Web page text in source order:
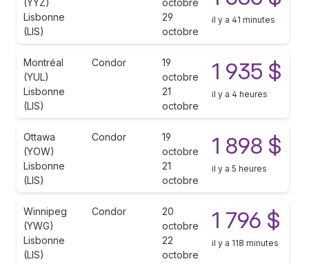
Lisbonne
(LIS)
29
octobre
il y a 41 minutes
Montréal
(YUL)
Lisbonne
(LIS)
Condor
19
octobre
21
octobre
1 935 $
il y a 4 heures
Ottawa
(YOW)
Lisbonne
(LIS)
Condor
19
octobre
21
octobre
1 898 $
il y a 5 heures
Winnipeg
(YWG)
Lisbonne
(LIS)
Condor
20
octobre
22
octobre
1 796 $
il y a 118 minutes